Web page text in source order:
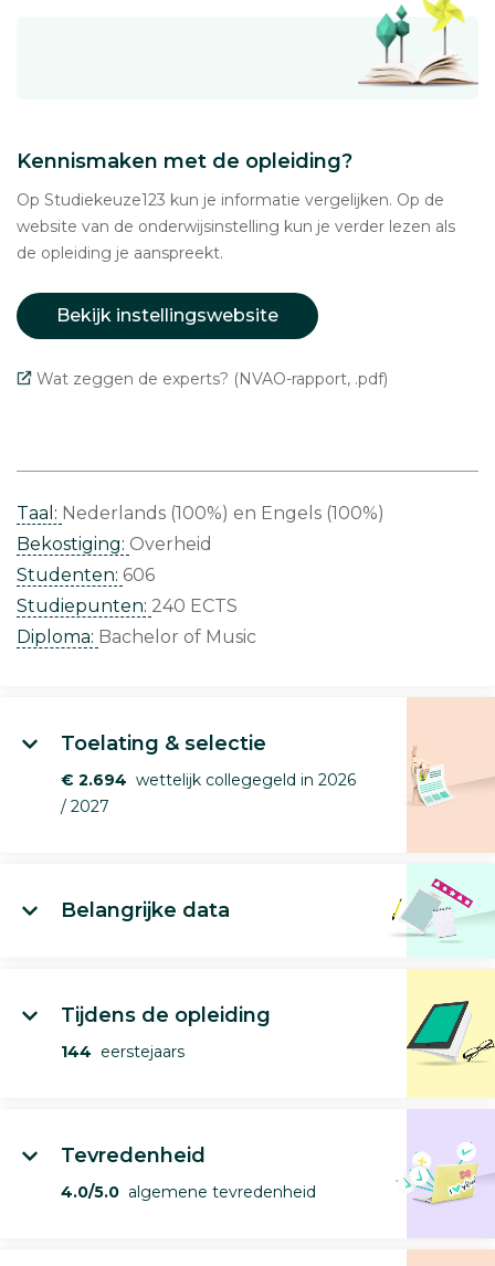
Kennismaken met de opleiding?
Op Studiekeuze123 kun je informatie vergelijken. Op de
website van de onderwijsinstelling kun je verder lezen als
de opleiding je aanspreekt.
Bekijk instellingswebsite
Wat zeggen de experts? (NVAO-rapport, .pdf)
Taal: Nederlands (100%)
Engels (100%)
Bekostiging: Overheid
Studenten: 606
Studiepunten: 240 ECTS
Diploma: Bachelor of Music
Toelating & selectie
€ 2.694 wettelijk collegegeld in 2026
/ 2027
Belangrijke data
Tijdens de opleiding
144 eerstejaars
Tevredenheid
4.0/5.0 algemene tevredenheid